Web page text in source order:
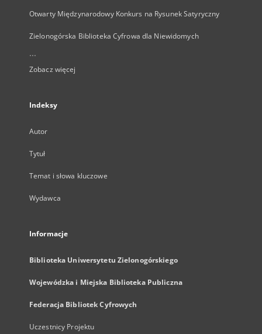
Otwarty Międzynarodowy Konkurs na Rysunek Satyryczny
Zielonogórska Biblioteka Cyfrowa dla Niewidomych
...
Zobacz więcej
Indeksy
Autor
Tytuł
Temat i słowa kluczowe
Wydawca
Informacje
Biblioteka Uniwersytetu Zielonogórskiego
Wojewódzka i Miejska Biblioteka Publiczna
Federacja Bibliotek Cyfrowych
Uczestnicy Projektu